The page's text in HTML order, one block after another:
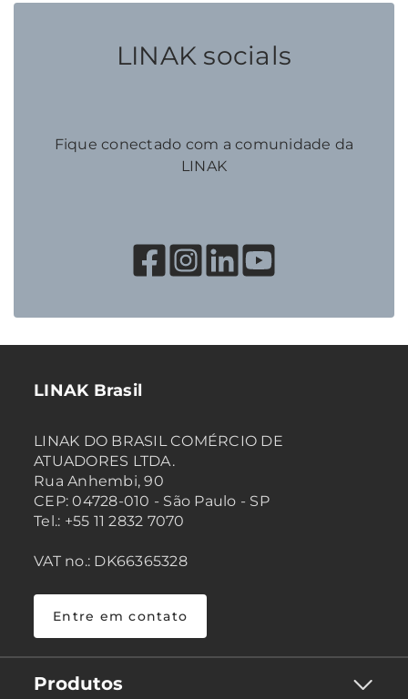
LINAK socials
Fique conectado com a comunidade da
LINAK
LINAK Brasil
LINAK DO BRASIL COMÉRCIO DE
ATUADORES LTDA.
Rua Anhembi, 90
CEP: 04728-010 - São Paulo - SP
Tel.: +55 11 2832 7070
VAT no.: DK66365328
Entre em contato
Produtos